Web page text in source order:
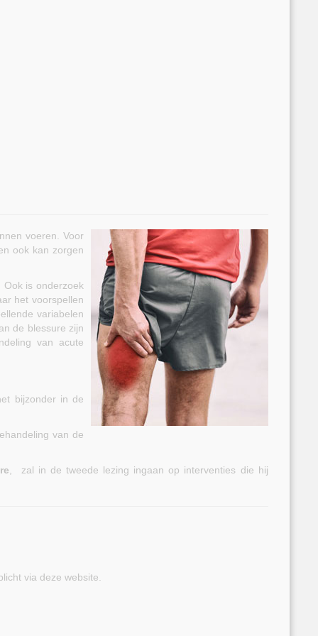
voeren. Voor
ook kan zorgen
is onderzoek
het voorspellen
variabelen
de blessure zijn
van acute
bijzonder in de
van de
, zal in de tweede lezing ingaan op interventies die hij
via deze website.